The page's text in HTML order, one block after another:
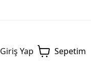
Giriş Yap Sepetim